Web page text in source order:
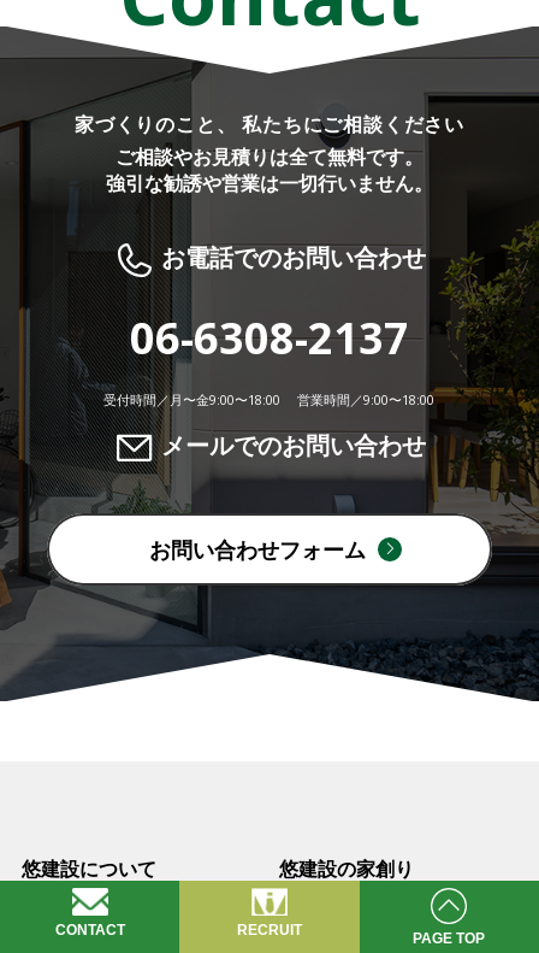
家づくりのこと、 私たちにご相談ください
ご相談やお見積りは全て無料です。
強引な勧誘や営業は一切行いません。
お電話でのお問い合わせ
06-6308-2137
受付時間／月〜金9:00〜18:00 営業時間／9:00〜18:00
メールでのお問い合わせ
お問い合わせフォーム
悠建設について
家創りへの想い
悠建設の家創り
悠建設の家創り
CONTACT RECRUIT PAGE TOP